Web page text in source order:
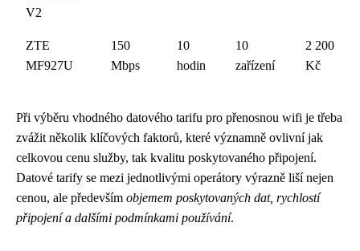
V2
ZTE
MF927U
150
Mbps
10
hodin
10
zařízení
2 200
Kč
Při výběru vhodného datového tarifu pro přenosnou wifi je třeba
zvážit několik klíčových faktorů, které významně ovlivní jak
celkovou cenu služby, tak kvalitu poskytovaného připojení.
Datové tarify se mezi jednotlivými operátory výrazně liší nejen
cenou, ale především objemem poskytovaných dat, rychlostí
připojení a dalšími podmínkami používání.